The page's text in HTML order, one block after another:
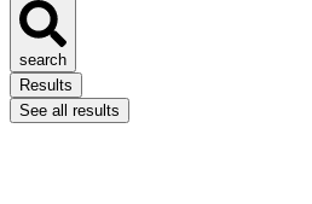
search
Results
See all results